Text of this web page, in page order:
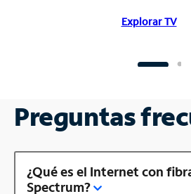
Explorar TV
Preguntas
¿Qué es el Internet con
Spectrum?